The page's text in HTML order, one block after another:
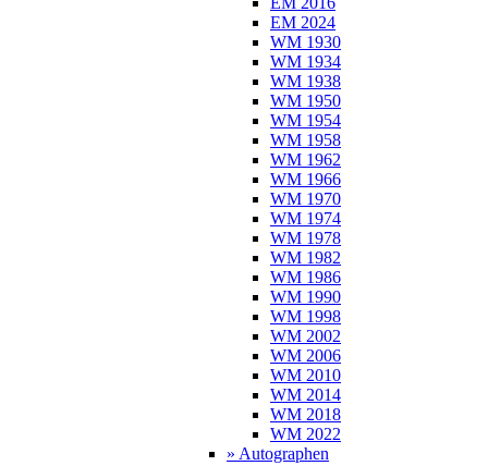
EM 2024
WM 1930
WM 1934
WM 1938
WM 1950
WM 1954
WM 1958
WM 1962
WM 1966
WM 1970
WM 1974
WM 1978
WM 1982
WM 1986
WM 1990
WM 1998
WM 2002
WM 2006
WM 2010
WM 2014
WM 2018
WM 2022
» Autographen